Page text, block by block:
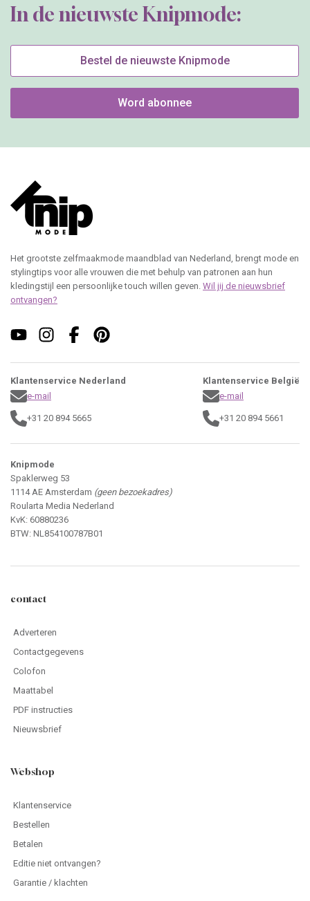
In de nieuwste Knipmode:
Bestel de nieuwste Knipmode
Word abonnee
Het grootste zelfmaakmode maandblad van Nederland, brengt mode en
stylingtips voor alle vrouwen die met behulp van patronen aan hun
kledingstijl een persoonlijke touch willen geven. Wil jij de nieuwsbrief
ontvangen?
Klantenservice Nederland
e-mail
+31 20 894 5665
Klantenservice België
e-mail
+31 20 894 5661
Knipmode
Spaklerweg 53
1114 AE Amsterdam (geen bezoekadres)
Roularta Media Nederland
KvK: 60880236
BTW: NL854100787B01
contact
Adverteren
Contactgegevens
Colofon
Maattabel
PDF instructies
Nieuwsbrief
Webshop
Klantenservice
Bestellen
Betalen
Editie niet ontvangen?
Garantie / klachten